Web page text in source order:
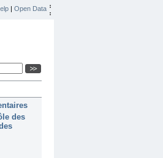
| Open Data
des